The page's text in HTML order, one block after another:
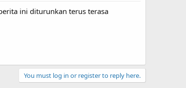
ini diturunkan terus terasa
You must log in or register to reply here.